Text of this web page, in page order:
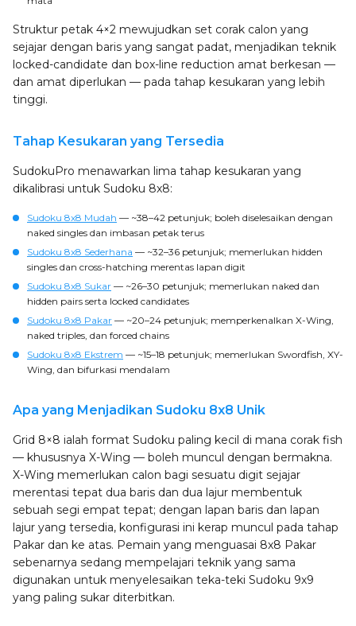
Struktur petak 4×2 mewujudkan set corak calon yang
sejajar dengan baris yang sangat padat, menjadikan teknik
locked-candidate dan box-line reduction amat berkesan —
dan amat diperlukan — pada tahap kesukaran yang lebih
tinggi.
Tahap Kesukaran yang Tersedia
SudokuPro menawarkan lima tahap kesukaran yang
dikalibrasi untuk Sudoku 8x8:
Sudoku 8x8 Mudah — ~38–42 petunjuk; boleh diselesaikan dengan
naked singles dan imbasan petak terus
Sudoku 8x8 Sederhana — ~32–36 petunjuk; memerlukan hidden
singles dan cross-hatching merentas lapan digit
Sudoku 8x8 Sukar — ~26–30 petunjuk; memerlukan naked dan
hidden pairs serta locked candidates
Sudoku 8x8 Pakar — ~20–24 petunjuk; memperkenalkan X-Wing,
naked triples, dan forced chains
Sudoku 8x8 Ekstrem — ~15–18 petunjuk; memerlukan Swordfish, XY-
Wing, dan bifurkasi mendalam
Apa yang Menjadikan Sudoku 8x8 Unik
Grid 8×8 ialah format Sudoku paling kecil di mana corak fish
— khususnya X-Wing — boleh muncul dengan bermakna.
X-Wing memerlukan calon bagi sesuatu digit sejajar
merentasi tepat dua baris dan dua lajur membentuk
sebuah segi empat tepat; dengan lapan baris dan lapan
lajur yang tersedia, konfigurasi ini kerap muncul pada tahap
Pakar dan ke atas. Pemain yang menguasai 8x8 Pakar
sebenarnya sedang mempelajari teknik yang sama
digunakan untuk menyelesaikan teka-teki Sudoku 9x9
yang paling sukar diterbitkan.